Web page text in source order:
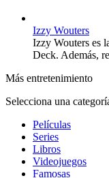
Izzy Wouters
Izzy Wouters es
Deck. Además,
Más entretenimiento
Selecciona una
Películas
Series
Libros
Videojuegos
Famosas